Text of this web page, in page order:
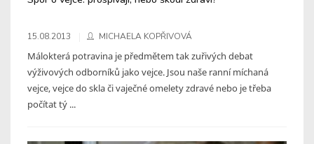
15.08.2013 MICHAELA KOPŘIVOVÁ
Málokterá potravina je předmětem tak zuřivých debat
výživových odborníků jako vejce. Jsou naše ranní míchaná
vejce, vejce do skla či vaječné omelety zdravé nebo je třeba
počítat tý ...